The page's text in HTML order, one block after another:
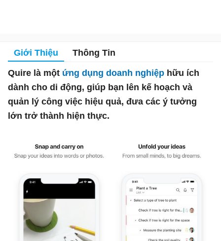
Giới Thiệu Thông Tin
Quire là một ứng dụng doanh nghiệp hữu ích
dành cho di động, giúp bạn lên kế hoạch và
quản lý công việc hiệu quả, đưa các ý tưởng
lớn trở thành hiện thực.